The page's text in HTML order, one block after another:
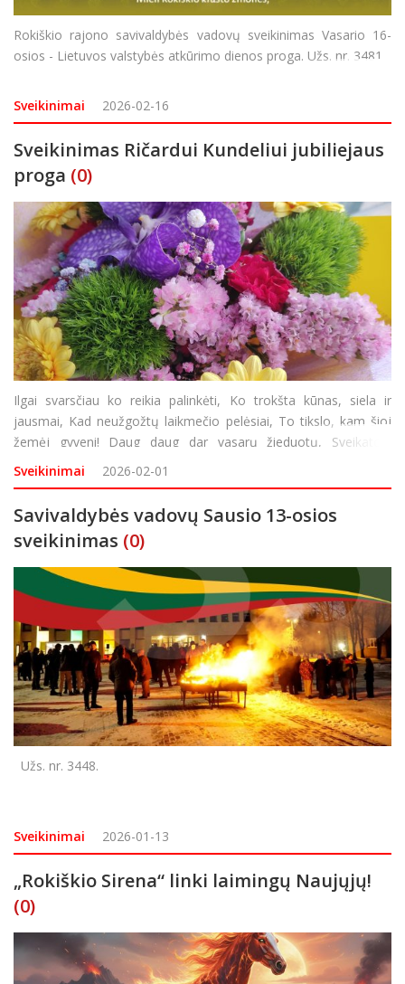
Rokiškio rajono savivaldybės vadovų sveikinimas Vasario 16-
osios - Lietuvos valstybės atkūrimo dienos proga. Užs. nr. 3481.
Sveikinimai 2026-02-16
Sveikinimas Ričardui Kundeliui jubiliejaus
proga (0)
Ilgai svarsčiau ko reikia palinkėti, Ko trokšta kūnas, siela ir
jausmai, Kad neužgožtų laikmečio pelėsiai, To tikslo, kam šioj
žemėj gyveni! Daug daug dar vasarų žieduotų, Sveikatos,
džiaugsmo, laimės didelės, Ilgiausių metų ir skambiausių
posmų, Tegul likimas dar nepagailės.
Sveikinimai 2026-02-01
Savivaldybės vadovų Sausio 13-osios
sveikinimas (0)
Užs. nr. 3448.
Sveikinimai 2026-01-13
„Rokiškio Sirena“ linki laimingų Naujųjų!
(0)